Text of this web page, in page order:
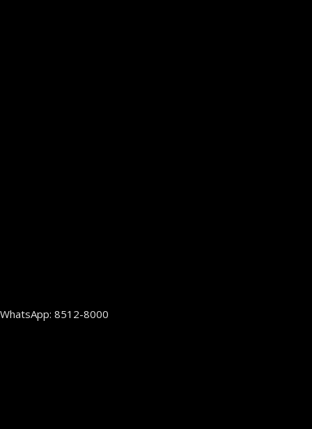
WhatsApp: 8512-8000